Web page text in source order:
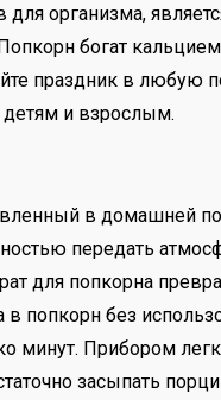
для организма,
богат
праздник в любую
детям и взрослым.
в домашней
передать
для попкорна
в попкорн без
минут. Прибором
засыпать